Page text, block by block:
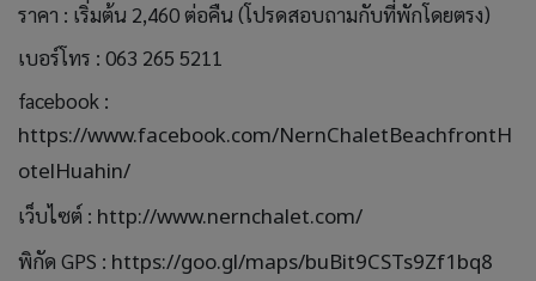
ราคา : เริ่มต้น 2,460 ต่อคืน (โปรดสอบถามกับที่พักโดยตรง)
เบอร์โทร : 063 265 5211
facebook :
https://www.facebook.com/NernChaletBeachfrontH
otelHuahin/
เว็บไซต์ : http://www.nernchalet.com/
พิกัด GPS : https://goo.gl/maps/buBit9CSTs9Zf1bq8